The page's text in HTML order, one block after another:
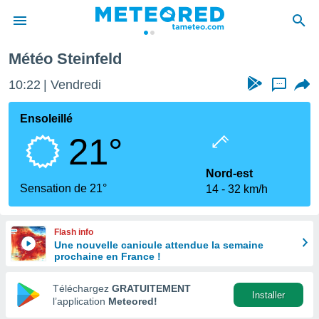
de
en
Météo Steinfeld
10:22 Vendredi ...
Ensoleillé
21°
Sensation de 21°
Nord-est
14
32 km/h
Flash info
Une nouvelle canicule attendue la semaine
prochaine en France !
Téléchargez GRATUITEMENT
l’application Meteored!
Installer